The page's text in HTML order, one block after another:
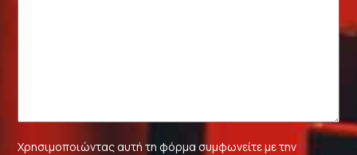
Χρησιμοποιώντας αυτή τη φόρμα συμφωνείτε με την